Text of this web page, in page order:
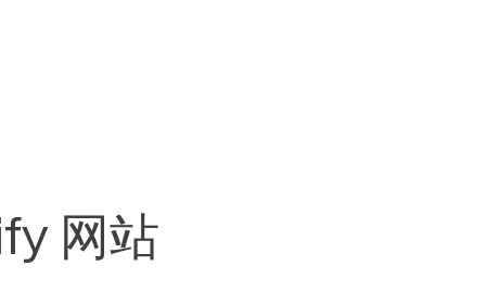
网站